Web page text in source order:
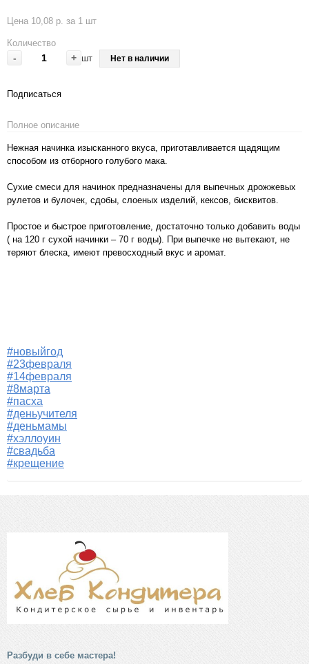
Цена 10,08 р. за 1 шт
Количество
- + шт Нет в наличии
Подписаться
Полное описание
Нежная начинка изысканного вкуса, приготавливается щадящим
способом из отборного голубого мака.
Сухие смеси для начинок предназначены для выпечных дрожжевых
рулетов и булочек, сдобы, слоеных изделий, кексов, бисквитов.
Простое и быстрое приготовление, достаточно только добавить воды
( на 120 г сухой начинки – 70 г воды). При выпечке не вытекают, не
теряют блеска, имеют превосходный вкус и аромат.
#новыйгод
#23февраля
#14февраля
#8марта
#пасха
#деньучителя
#деньмамы
#хэллоуин
#свадьба
#крещение
Разбуди в себе мастера!